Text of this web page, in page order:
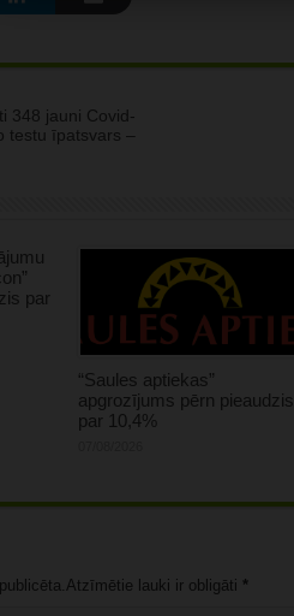
348 jauni Covid-
testu īpatsvars –
par
“Saules aptiekas”
apgrozījums pērn pieaudzis
par 10,4%
lauki ir obligāti *